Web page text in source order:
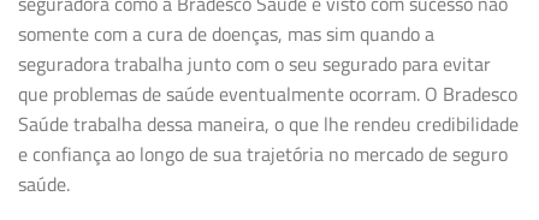
somente com a cura de doenças, mas sim quando a
seguradora trabalha junto com o seu segurado para evitar
que problemas de saúde eventualmente ocorram. O Bradesco
Saúde trabalha dessa maneira, o que lhe rendeu credibilidade
e confiança ao longo de sua trajetória no mercado de seguro
saúde.